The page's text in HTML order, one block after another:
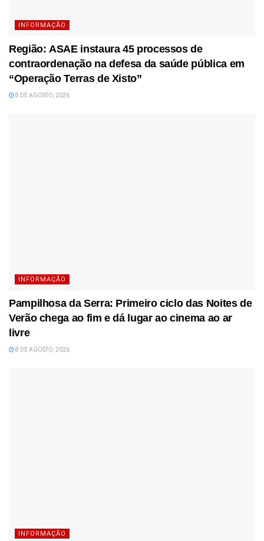
INFORMAÇÃO
Região: ASAE instaura 45 processos de
contraordenação na defesa da saúde pública em
“Operação Terras de Xisto”
8 DE AGOSTO, 2026
INFORMAÇÃO
Pampilhosa da Serra: Primeiro ciclo das Noites de
Verão chega ao fim e dá lugar ao cinema ao ar
livre
8 DE AGOSTO, 2026
INFORMAÇÃO